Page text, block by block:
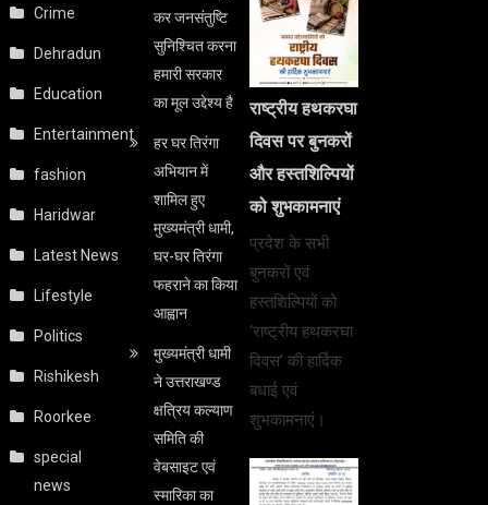
Crime
Dehradun
Education
Entertainment
fashion
Haridwar
Latest News
Lifestyle
Politics
Rishikesh
Roorkee
special
news
कर जनसंतुष्टि
सुनिश्चित करना
हमारी सरकार
का मूल उद्देश्य है
हर घर तिरंगा
अभियान में
शामिल हुए
मुख्यमंत्री धामी,
घर-घर तिरंगा
फहराने का किया
आह्वान
मुख्यमंत्री धामी
ने उत्तराखण्ड
क्षत्रिय कल्याण
समिति की
वेबसाइट एवं
स्मारिका का
राष्ट्रीय हथकरघा
दिवस पर बुनकरों
और हस्तशिल्पियों
को शुभकामनाएं
प्रदेश के सभी
बुनकरों एवं
हस्तशिल्पियों को
‘राष्ट्रीय हथकरघा
दिवस’ की हार्दिक
बधाई एवं
शुभकामनाएं।